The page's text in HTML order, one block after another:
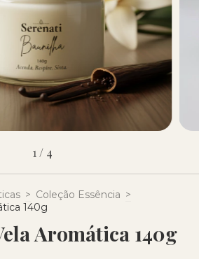
1 / 4
> Coleção Essência >
140g
Aromática 140g